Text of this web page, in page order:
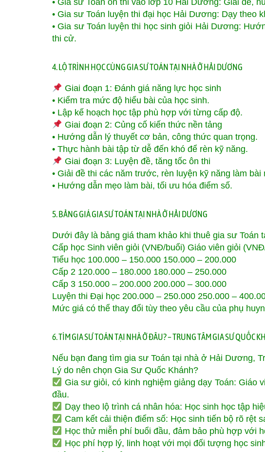
• Gia sư Toán ôn thi vào lớp 10 Hải Dương: Giải đề,
• Gia sư Toán luyện thi đại học Hải Dương: Dạy theo
• Gia sư Toán luyện thi học sinh giỏi Hải Dương:
thi cử.
4. LỘ TRÌNH HỌC CÙNG GIA SƯ TOÁN TẠI NHÀ Ở HẢI DƯƠNG
Giai đoạn 1: Đánh giá năng lực học sinh
• Kiểm tra mức độ hiểu bài của học sinh.
• Lập kế hoạch học tập phù hợp với từng cấp độ.
Giai đoạn 2: Củng cố kiến thức nền tảng
• Hướng dẫn lý thuyết cơ bản, công thức quan trọng.
• Thực hành bài tập từ dễ đến khó để rèn kỹ năng.
Giai đoạn 3: Luyện đề, tăng tốc ôn thi
• Giải đề thi các năm trước, rèn luyện kỹ năng làm bài
• Hướng dẫn mẹo làm bài, tối ưu hóa điểm số.
5. BẢNG GIÁ GIA SƯ TOÁN TẠI NHÀ Ở HẢI DƯƠNG
Dưới đây là bảng giá tham khảo khi thuê gia sư Toán
Cấp học Sinh viên giỏi (VNĐ/buổi) Giáo viên giỏi
Tiểu học 100.000 – 150.000 150.000 – 200.000
Cấp 2 120.000 – 180.000 180.000 – 250.000
Cấp 3 150.000 – 200.000 200.000 – 300.000
Luyện thi Đại học 200.000 – 250.000 250.000 –
Mức giá có thể thay đổi tùy theo yêu cầu của phụ
6. TÌM GIA SƯ TOÁN TẠI NHÀ Ở ĐÂU? – TRUNG TÂM GIA SƯ QUỐC
Nếu bạn đang tìm gia sư Toán tại nhà ở Hải Dương,
Lý do nên chọn Gia Sư Quốc Khánh?
Gia sư giỏi, có kinh nghiệm giảng dạy Toán:
đầu.
Dạy theo lộ trình cá nhân hóa: Học sinh học tập
Cam kết cải thiện điểm số: Học sinh tiến bộ rõ rệt
Học thử miễn phí buổi đầu, đảm bảo phù hợp với
Học phí hợp lý, linh hoạt với mọi đối tượng học